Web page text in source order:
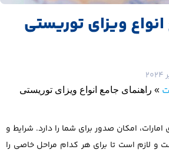
ویزای توریستی
» راهنمای جامع انواع ویزای توریستی
امارات، امکان صدور برای شما را دارد. شرایط و
لازم است تا برای هر کدام مراحل خاصی را